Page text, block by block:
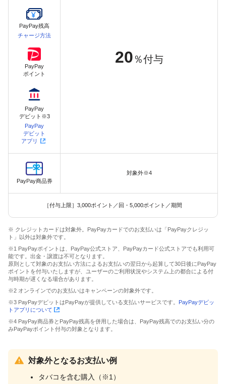
PayPay残高
チャージ方法
PayPay
ポイント
PayPay
デビット※3
PayPay
デビット
アプリ
20 ％付与
PayPay商品券
対象外※4
［付与上限］3,000ポイント／回・5,000ポイント／期間
※ クレジットカードは対象外。PayPayカードでのお支払いは「PayPayクレジッ
ト」以外は対象外です。
※1 PayPayポイントは、PayPay公式ストア、PayPayカード公式ストアでも利用可
能です。出金・譲渡は不可となります。
原則として対象のお支払い方法によるお支払いの翌日から起算して30日後にPayPay
ポイントを付与いたしますが、ユーザーのご利用状況やシステム上の都合による付
与時期が遅くなる場合があります。
※2 オンラインでのお支払いはキャンペーンの対象外です。
※3 PayPayデビットはPayPayが提供している支払いサービスです。 PayPayデビッ
トアプリについて
※4 PayPay商品券とPayPay残高を併用した場合は、PayPay残高でのお支払い分の
みPayPayポイント付与の対象となります。
対象外となるお支払い例
タバコを含む購入（※1）